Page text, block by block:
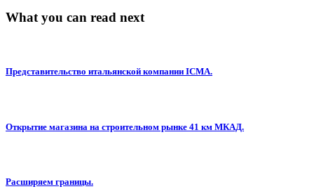
What you can read next
Представительство итальянской компании ICMA.
Открытие магазина на строительном рынке 41 км МКАД.
Расширяем границы.